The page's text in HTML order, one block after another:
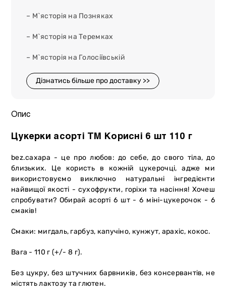
– М`ясторія на Позняках
– М`ясторія на Теремках
– М`ясторія на Голосіївській
Дізнатись більше про доставку >>
Опис
Цукерки асорті ТМ Корисні 6 шт 110 г
bez.caxapa - це про любов: до себе, до свого тіла, до
близьких. Це користь в кожній цукерочці, адже ми
використовуємо виключно натуральні інгредієнти
найвищої якості - сухофрукти, горіхи та насіння! Хочеш
спробувати? Обирай асорті 6 шт - 6 міні-цукерочок - 6
смаків!
Смаки: мигдаль, гарбуз, капучіно, кунжут, арахіс, кокос.
Вага - 110 г (+/- 8 г).
Без цукру, без штучних барвників, без консервантів, не
містять лактозу та глютен.